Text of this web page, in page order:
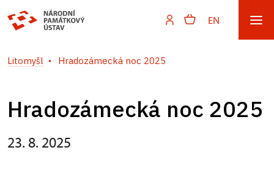
EN
Litomyšl Hradozámecká noc 2025
Hradozámecká noc 2025
23. 8. 2025